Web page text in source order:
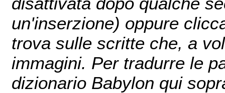
un'inserzione) oppure
trova sulle scritte che, a
immagini. Per tradurre le
dizionario Babylon qui